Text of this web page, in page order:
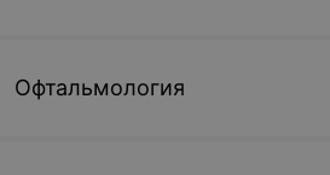
Офтальмология